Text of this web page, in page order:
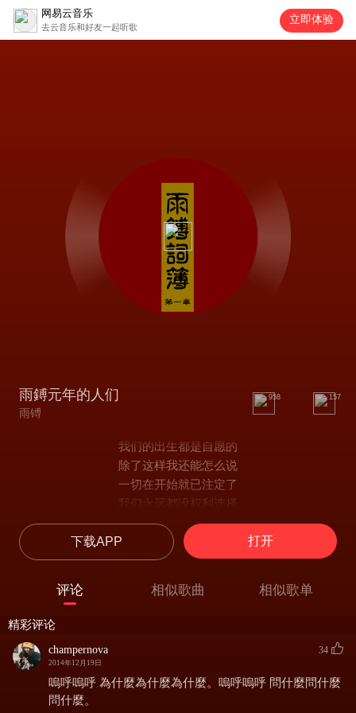
网易云音乐
去云音乐和好友一起听歌
立即体验
雨鎛元年的人们
雨镈
958 157
我们的出生都是自愿的
除了这样我还能怎么说
一切在开始就已注定了
我们永远都没权利选择
我们的童年都是快乐的
因为我们是花园的花朵
只知道要用力的生长着
我们的小学生是懂事的
我们的中学生是自由的
下载APP 打开
评论 相似歌曲 相似歌单
精彩评论
champernova
2014年12月19日
34
嗚呼嗚呼 為什麼為什麼為什麼。嗚呼嗚呼 問什麼問什麼
問什麼。